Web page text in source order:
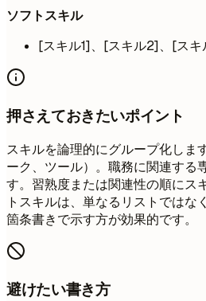
ソフトスキル
[スキル1]、[スキル2]、[スキ
押さえておきたいポイント
スキルを論理的にグループ化しま
ーク、ツール）。職務に関連する
す。習熟度または関連性の順にス
トスキルは、単なるリストではな
箇条書きで示す方が効果的です。
避けたい書き方